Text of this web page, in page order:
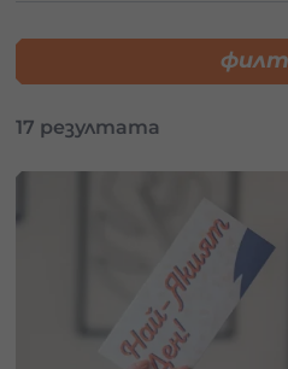
водните емоции
Офроуд приключенияза
Полет с моторен
Не изпускай възможността
подарък, който носи спомени
17 резултата